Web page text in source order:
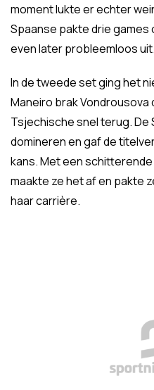
moment lukte er echter
Spaanse pakte drie
even later probleemloos uit.
In de tweede set ging het
Maneiro brak Vondrousova
Tsjechische snel terug.
domineren en gaf de
kans. Met een
maakte ze het af en pakte
haar carrière.